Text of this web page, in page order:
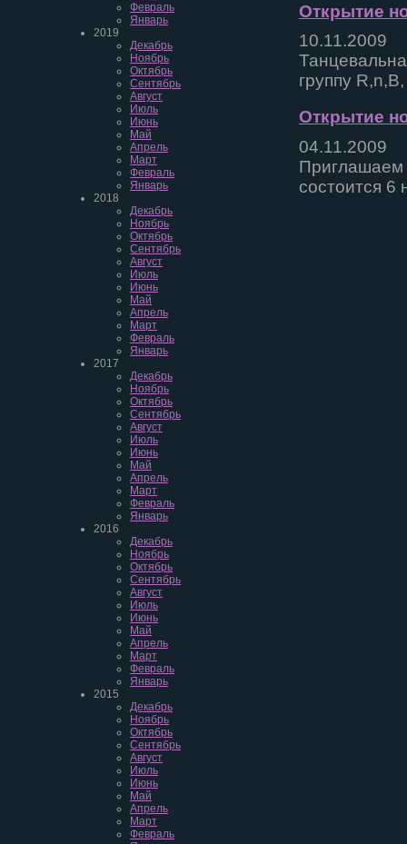
Февраль
Январь
2019
Декабрь
Ноябрь
Октябрь
Сентябрь
Август
Июль
Июнь
Май
Апрель
Март
Февраль
Январь
2018
Декабрь
Ноябрь
Октябрь
Сентябрь
Август
Июль
Июнь
Май
Апрель
Март
Февраль
Январь
2017
Декабрь
Ноябрь
Октябрь
Сентябрь
Август
Июль
Июнь
Май
Апрель
Март
Февраль
Январь
2016
Декабрь
Ноябрь
Октябрь
Сентябрь
Август
Июль
Июнь
Май
Апрель
Март
Февраль
Январь
2015
Декабрь
Ноябрь
Октябрь
Сентябрь
Август
Июль
Июнь
Май
Апрель
Март
Февраль
Открытие
10.11.2009
группу
Открытие
04.11.2009
Приглашаем
состоится 6